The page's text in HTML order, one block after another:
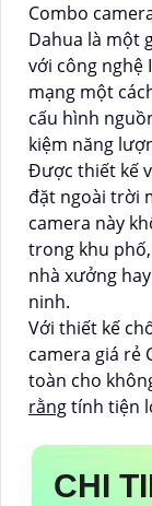
Combo
Dahua là một
với công nghệ
mạng một
cấu hình
kiệm năng
Được thiết kế
đặt ngoài trời
camera này
trong khu
nhà xưởng
ninh.
Với thiết kế
camera giá rẻ
toàn cho
rằngtính tiện
CHI